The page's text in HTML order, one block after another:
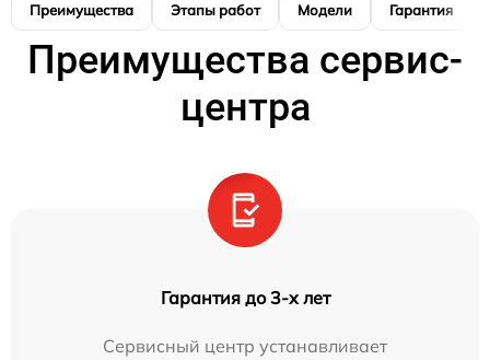
Преимущества Этапы работ Модели Гарантия
Преимущества сервис-
центра
Гарантия до 3-х лет
Сервисный центр устанавливает